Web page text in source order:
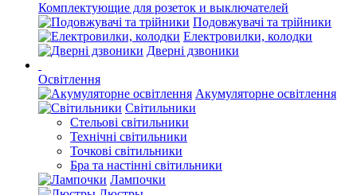
Комплектующие для розеток и выключателей
Подовжувачі та трійники
Електровилки, колодки
Дверні дзвоники
Освітлення
Акумуляторне освітлення
Світильники
Стельові світильники
Технічні світильники
Точкові світильники
Бра та настінні світильники
Лампочки